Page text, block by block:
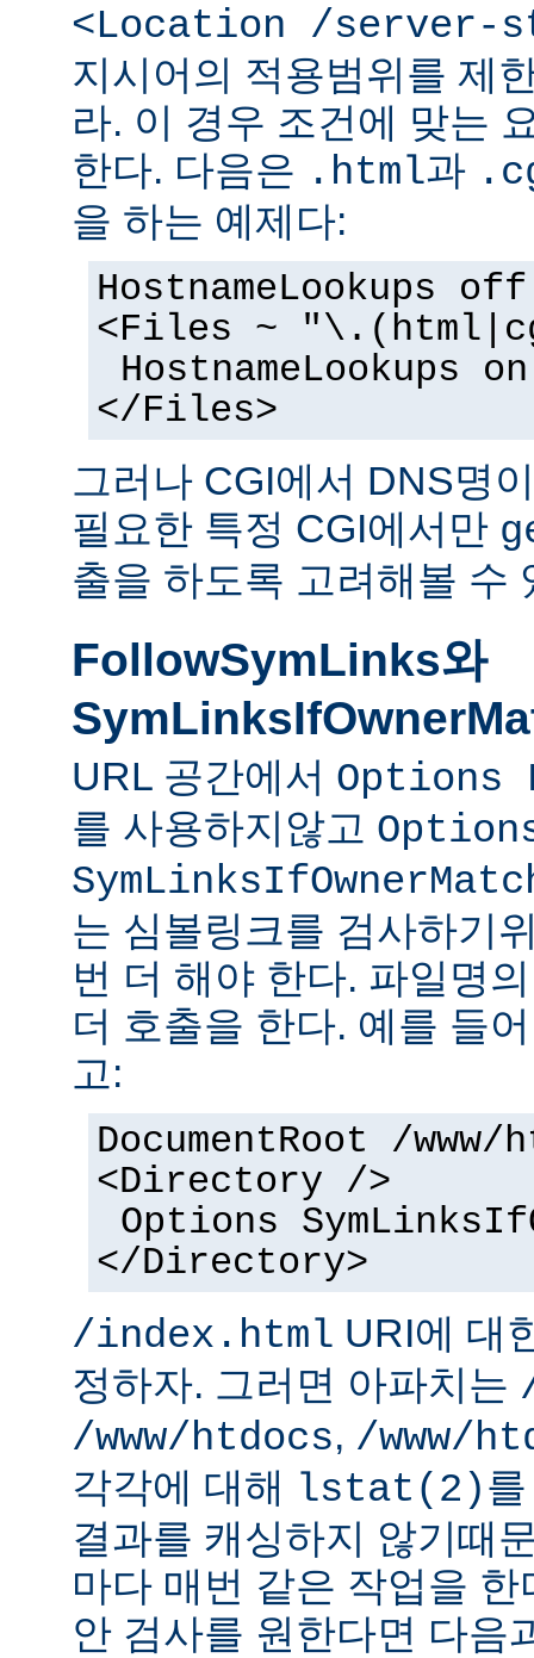
<Location /server-
지시어의 적용범위를 제
라. 이 경우 조건에 맞는
한다. 다음은 .html과
을 하는 예제다:
HostnameLookups off
<Files ~
HostnameLookups on
</Files>
그러나 CGI에서 DNS명
필요한 특정 CGI에서만
출을 하도록 고려해볼 수
FollowSymLinks와
URL 공간에서 Options
를 사용하지않고
는 심볼링크를 검사하기
번 더 해야 한다. 파일명
더 호출을 한다. 예를 들
고:
DocumentRoot /www/
<Directory />
Options
</Directory>
/index.html URI에 대
정하자. 그러면 아파치는
/www/htdocs, /www/
각각에 대해
lstat(2)
결과를 캐싱하지 않기때
마다 매번 같은 작업을
안 검사를 원한다면 다음